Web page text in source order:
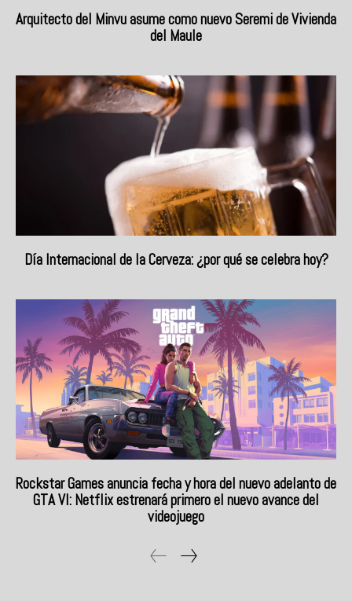
Arquitecto del Minvu asume como nuevo Seremi de Vivienda
del Maule
Día Internacional de la Cerveza: ¿por qué se celebra hoy?
Rockstar Games anuncia fecha y hora del nuevo adelanto de
GTA VI: Netflix estrenará primero el nuevo avance del
videojuego